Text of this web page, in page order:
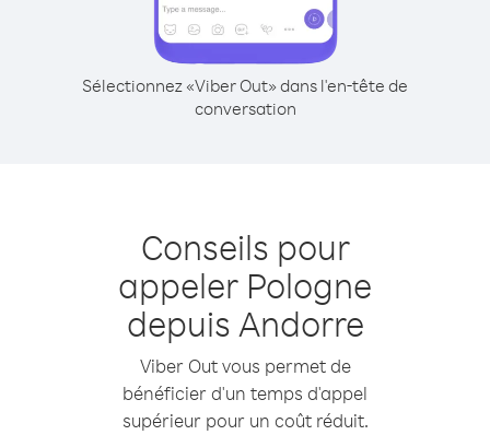
Sélectionnez «Viber Out» dans l'en-tête de
conversation
Conseils pour
appeler Pologne
depuis Andorre
Viber Out vous permet de
bénéficier d'un temps d'appel
supérieur pour un coût réduit.